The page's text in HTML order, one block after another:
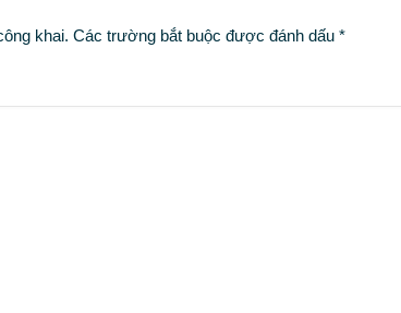
khai. Các trường bắt buộc được đánh dấu *